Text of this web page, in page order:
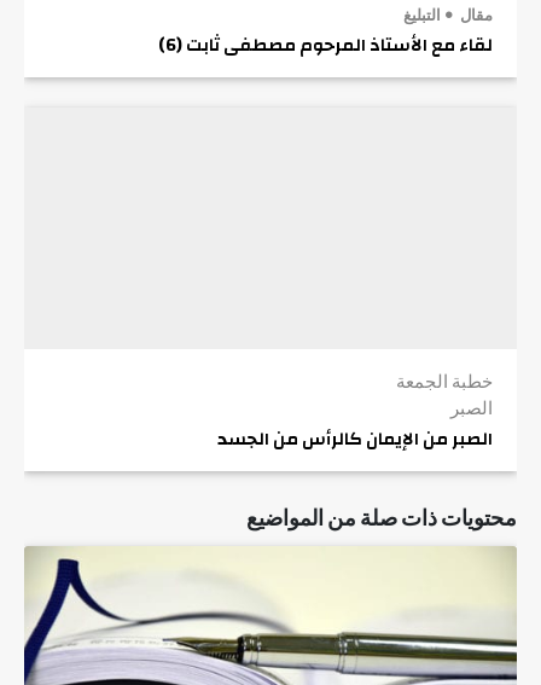
مقال التبليغ
لقاء مع الأستاذ المرحوم مصطفى ثابت (6)
خطبة الجمعة
الصبر
الصبر من الإيمان كالرأس من الجسد
محتويات ذات صلة من المواضيع